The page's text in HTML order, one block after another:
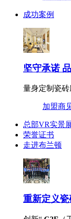
成功案例
坚守承诺
量身定制瓷
加盟商
总部VR实景
荣誉证书
走进布兰顿
重新定义瓷